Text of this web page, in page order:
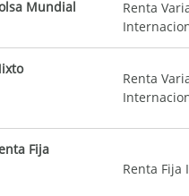
Mundial
Renta
Renta
Fija
Renta Fija